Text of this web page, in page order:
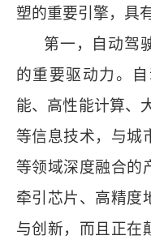
塑的重要引擎，具
第一，自动驾
的重要驱动力。
能、高性能计算、
等信息技术，与城
等领域深度融合的
牵引芯片、高精度
与创新，而且正在